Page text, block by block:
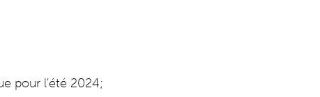
pour l'été 2024;